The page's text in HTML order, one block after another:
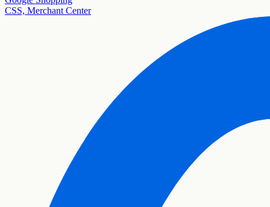
CSS, Merchant Center